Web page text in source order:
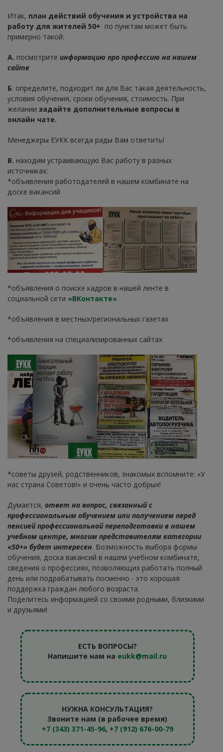
Итак, план действий обучения и устройства на
работу для жителей 50+ по пунктам может быть
примерно такой:
А. посмотрите информацию про профессию на нашем
сайте
Б. определите, подходит ли для Вас такая деятельность,
условия обучения, сроки обучения, стоимость. При
желании задайте дополнительные вопросы в
онлайн чате.
Менеджеры ЕУКК всегда рады Вам ответить!
В. находим устраивающую Вас работу в разных
источниках:
*объявления работодателей в нашем комбинате на
доске вакансий
*объявления о поиске кадров в нашей ленте в
социальной сети «ВКонтакте»
*объявления в местных/региональных газетах
*объявления на специализированных сайтах
*советы друзей, родственников, знакомых вспомните: «У
нас страна Советов!» и очень часто добрых!
Думается, ответ на вопрос, связанный с
профессиональным обучением или получением перед
пенсией профессиональной переподготовки в нашем
учебном центре, многим представителям категории
«50+» будет интересен. Возможность выбора формы
обучения, доска вакансий в нашем учебном комбинате,
сведения о профессиях, позволяющих работать полный
день или подрабатывать посменно - это хорошая
поддержка граждан любого возраста.
Поделитесь информацией со своими родными, близкими
и друзьями!
ЕСТЬ ВОПРОСЫ?
Напишите нам на eukk@mail.ru
НУЖНА КОНСУЛЬТАЦИЯ?
Звоните нам (в рабочее время)
+7 (343) 371-45-96, +7 (912) 676-00-79